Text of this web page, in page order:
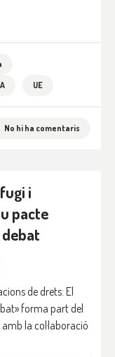
UE
No hi ha comentaris
i
pacte
de drets: El
forma part del
la col·laboració